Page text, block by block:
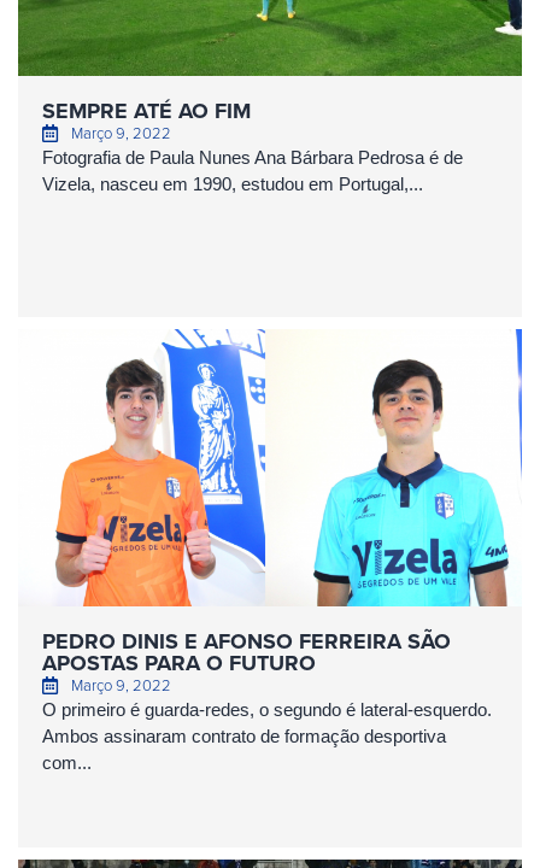
SEMPRE ATÉ AO FIM
Março 9, 2022
Fotografia de Paula Nunes Ana Bárbara Pedrosa é de
Vizela, nasceu em 1990, estudou em Portugal,...
PEDRO DINIS E AFONSO FERREIRA SÃO
APOSTAS PARA O FUTURO
Março 9, 2022
O primeiro é guarda-redes, o segundo é lateral-esquerdo.
Ambos assinaram contrato de formação desportiva
com...